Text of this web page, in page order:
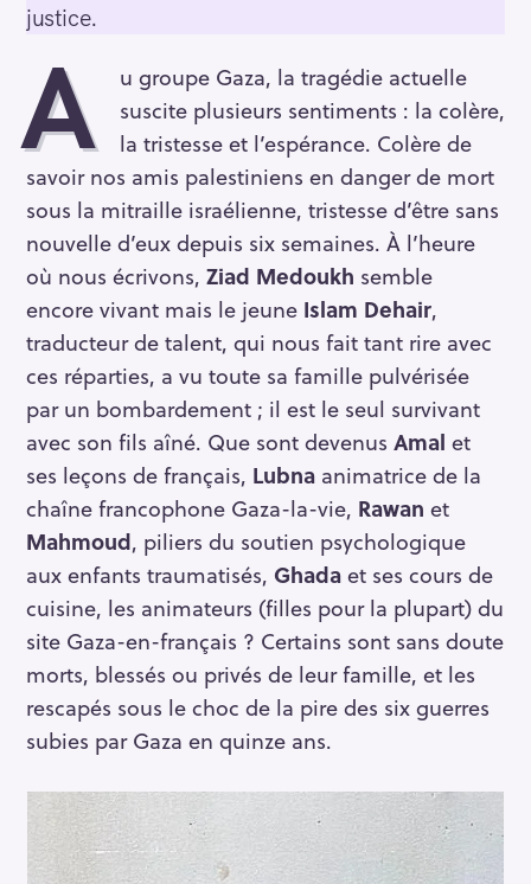
justice.
A
u groupe Gaza, la tragédie actuelle
suscite plusieurs sentiments : la colère,
la tristesse et l’espérance. Colère de
savoir nos amis palestiniens en danger de mort
sous la mitraille israélienne, tristesse d’être sans
nouvelle d’eux depuis six semaines. À l’heure
où nous écrivons, Ziad Medoukh semble
encore vivant mais le jeune Islam Dehair,
traducteur de talent, qui nous fait tant rire avec
ces réparties, a vu toute sa famille pulvérisée
par un bombardement ; il est le seul survivant
avec son fils aîné. Que sont devenus Amal et
ses leçons de français, Lubna animatrice de la
chaîne francophone Gaza-la-vie, Rawan et
Mahmoud, piliers du soutien psychologique
aux enfants traumatisés, Ghadaet ses cours de
cuisine, les animateurs (filles pour la plupart) du
site Gaza-en-français ? Certains sont sans doute
morts, blessés ou privés de leur famille, et les
rescapés sous le choc de la pire des six guerres
subies par Gaza en quinze ans.